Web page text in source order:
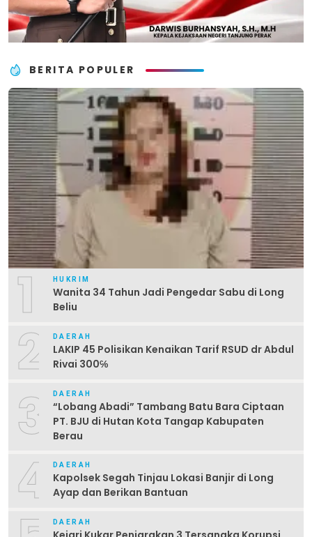
BERITA POPULER
1 HUKRIM
Wanita 34 Tahun Jadi Pengedar Sabu di Long
Beliu
2 DAERAH
LAKIP 45 Polisikan Kenaikan Tarif RSUD dr Abdul
Rivai 300℅
3 DAERAH
“Lobang Abadi” Tambang Batu Bara Ciptaan
PT. BJU di Hutan Kota Tangap Kabupaten
Berau
4 DAERAH
Kapolsek Segah Tinjau Lokasi Banjir di Long
Ayap dan Berikan Bantuan
DAERAH